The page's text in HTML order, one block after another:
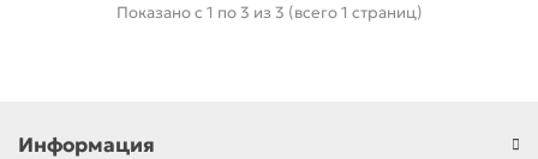
Показано с 1 по 3 из 3 (всего 1 страниц)
Информация